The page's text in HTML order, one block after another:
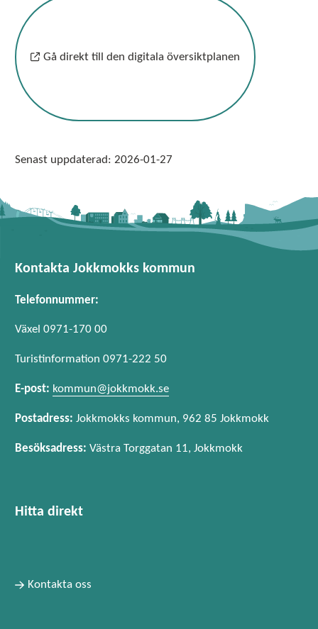
Gå direkt till den digitala översiktplanen
Senast uppdaterad: 2026-01-27
Kontakta Jokkmokks kommun
Telefonnummer:
Växel 0971-170 00
Turistinformation 0971-222 50
E-post: kommun@jokkmokk.se
Postadress: Jokkmokks kommun, 962 85 Jokkmokk
Besöksadress: Västra Torggatan 11, Jokkmokk
Hitta direkt
Kontakta oss